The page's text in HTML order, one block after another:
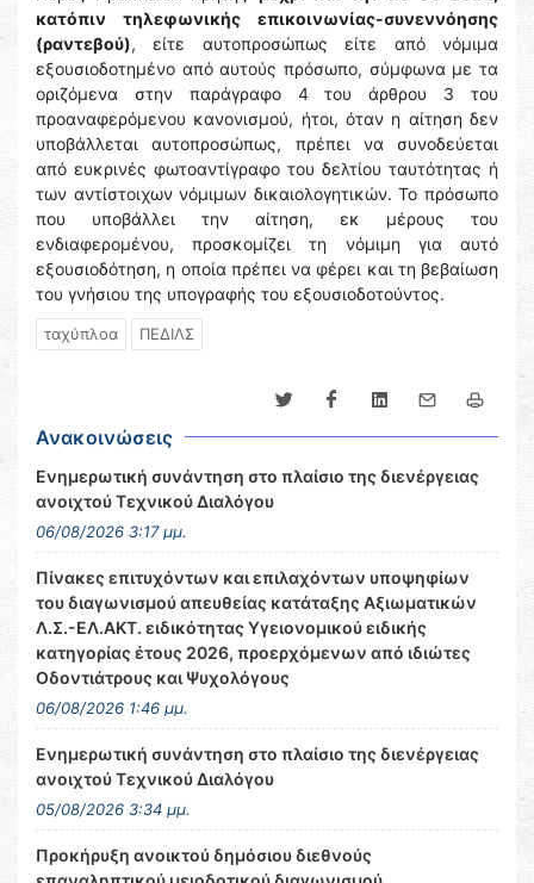
κατόπιν τηλεφωνικής επικοινωνίας-συνεννόησης
(ραντεβού), είτε αυτοπροσώπως είτε από νόμιμα
εξουσιοδοτημένο από αυτούς πρόσωπο, σύμφωνα με τα
οριζόμενα στην παράγραφο 4 του άρθρου 3 του
προαναφερόμενου κανονισμού, ήτοι, όταν η αίτηση δεν
υποβάλλεται αυτοπροσώπως, πρέπει να συνοδεύεται
από ευκρινές φωτοαντίγραφο του δελτίου ταυτότητας ή
των αντίστοιχων νόμιμων δικαιολογητικών. Το πρόσωπο
που υποβάλλει την αίτηση, εκ μέρους του
ενδιαφερομένου, προσκομίζει τη νόμιμη για αυτό
εξουσιοδότηση, η οποία πρέπει να φέρει και τη βεβαίωση
του γνήσιου της υπογραφής του εξουσιοδοτούντος.
ταχύπλοα ΠΕΔΙΛΣ
Ανακοινώσεις
Ενημερωτική συνάντηση στο πλαίσιο της διενέργειας
ανοιχτού Τεχνικού Διαλόγου
06/08/2026 3:17 μμ.
Πίνακες επιτυχόντων και επιλαχόντων υποψηφίων
του διαγωνισμού απευθείας κατάταξης Αξιωματικών
Λ.Σ.-ΕΛ.ΑΚΤ. ειδικότητας Υγειονομικού ειδικής
κατηγορίας έτους 2026, προερχόμενων από ιδιώτες
Οδοντιάτρους και Ψυχολόγους
06/08/2026 1:46 μμ.
Ενημερωτική συνάντηση στο πλαίσιο της διενέργειας
ανοιχτού Τεχνικού Διαλόγου
05/08/2026 3:34 μμ.
Προκήρυξη ανοικτού δημόσιου διεθνούς